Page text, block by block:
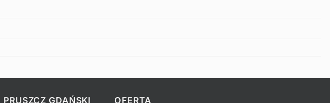
PRUSZCZ GDAŃSKI OFERTA